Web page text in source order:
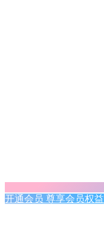
开通会员 尊享会员权益